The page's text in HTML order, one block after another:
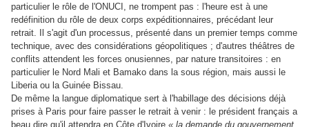
particulier le rôle de l'ONUCI, ne trompent pas : l'heure est à une
redéfinition du rôle de deux corps expéditionnaires, précédant leur
retrait. Il s'agit d'un processus, présenté dans un premier temps comme
technique, avec des considérations géopolitiques ; d'autres théâtres de
conflits attendent les forces onusiennes, par nature transitoires : en
particulier le Nord Mali et Bamako dans la sous région, mais aussi le
Liberia ou la Guinée Bissau.
De même la langue diplomatique sert à l'habillage des décisions déjà
prises à Paris pour faire passer le retrait à venir : le président français a
beau dire qu'il attendra en Côte d'Ivoire « la demande du gouvernement